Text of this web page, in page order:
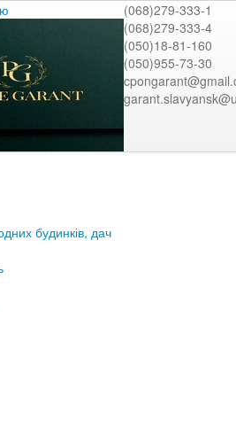
(068)279-333-1
(068)279-333-4
(050)18-81-160
(050)955-73-30
будинків, дач